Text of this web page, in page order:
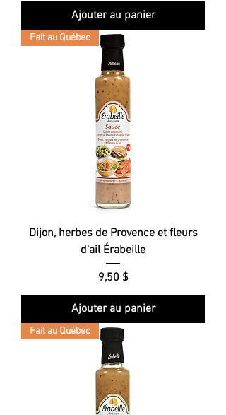
Ajouter au panier
Fait au Québec
Dijon, herbes de Provence et fleurs
d'ail Érabeille
Prix
9,50 $
Ajouter au panier
Fait au Québec